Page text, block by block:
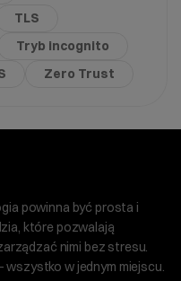
TLS
Tryb incognito
Zero Trust
powinna być prosta i
które pozwalają
nimi bez stresu.
w jednym miejscu.